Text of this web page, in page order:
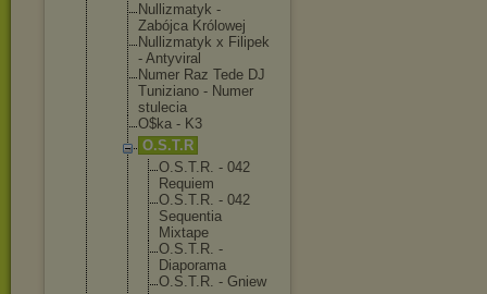
Nullizmatyk -
Zabójca Królowej
Nullizmatyk x Filipek
- Antyviral
Numer Raz Tede DJ
Tuniziano - Numer
stulecia
O$ka - K3
O.S.T.R
O.S.T.R. - 042
Requiem
O.S.T.R. - 042
Sequentia
Mixtape
O.S.T.R. -
Diaporama
O.S.T.R. - Gniew